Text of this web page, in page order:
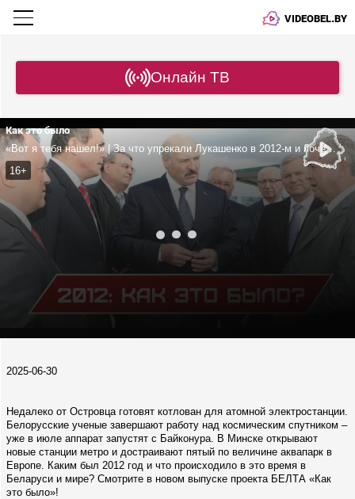
VIDEOBEL.BY
Онлайн ТВ
Как это было
«Вот я тебя нашел!» | За что упрекали Лукашенко в 2012-м и почему Путин не поехал на саммит в США?
16+
2025-06-30
Недалеко от Островца готовят котлован для атомной электростанции.
Белорусские ученые завершают работу над космическим спутником –
уже в июле аппарат запустят с Байконура. В Минске открывают
новые станции метро и достраивают пятый по величине аквапарк в
Европе. Каким был 2012 год и что происходило в это время в
Беларуси и мире? Смотрите в новом выпуске проекта БЕЛТА «Как
это было»!